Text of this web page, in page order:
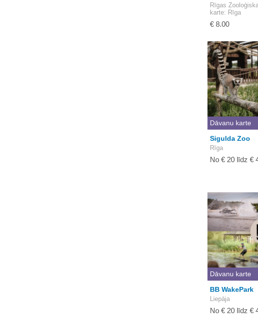
Rīgas
karte: Rīga
€ 8.00
Dāvanu karte
Sigulda Zoo
Rīga
No € 20 līdz €
Dāvanu karte
BB WakePark
Liepāja
No € 20 līdz €